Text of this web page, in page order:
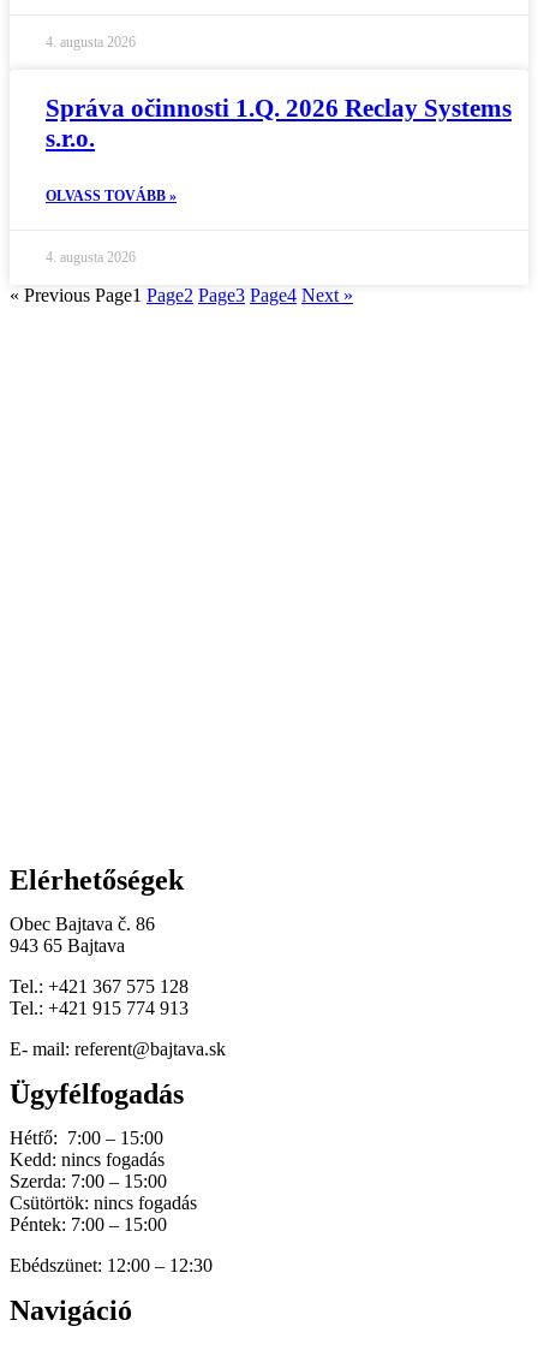
4. augusta 2026
Správa očinnosti 1.Q. 2026 Reclay Systems
s.r.o.
OLVASS TOVÁBB »
4. augusta 2026
« Previous Page1 Page2 Page3 Page4 Next »
Elérhetőségek
Obec Bajtava č. 86
943 65 Bajtava
Tel.: +421 367 575 128
Tel.: +421 915 774 913
E- mail: referent@bajtava.sk
Ügyfélfogadás
Hétfő: 7:00 – 15:00
Kedd: nincs fogadás
Szerda: 7:00 – 15:00
Csütörtök: nincs fogadás
Péntek: 7:00 – 15:00
Ebédszünet: 12:00 – 12:30
Navigáció